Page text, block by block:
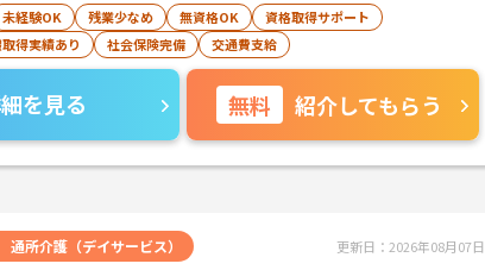
未経験OK 残業少なめ 無資格OK
資格取得サポート
得実績あり 社会保険完備 交通費支給
を見る 無料 紹介してもらう
通所介護（デイサービス） 更新日：2026年08月07日